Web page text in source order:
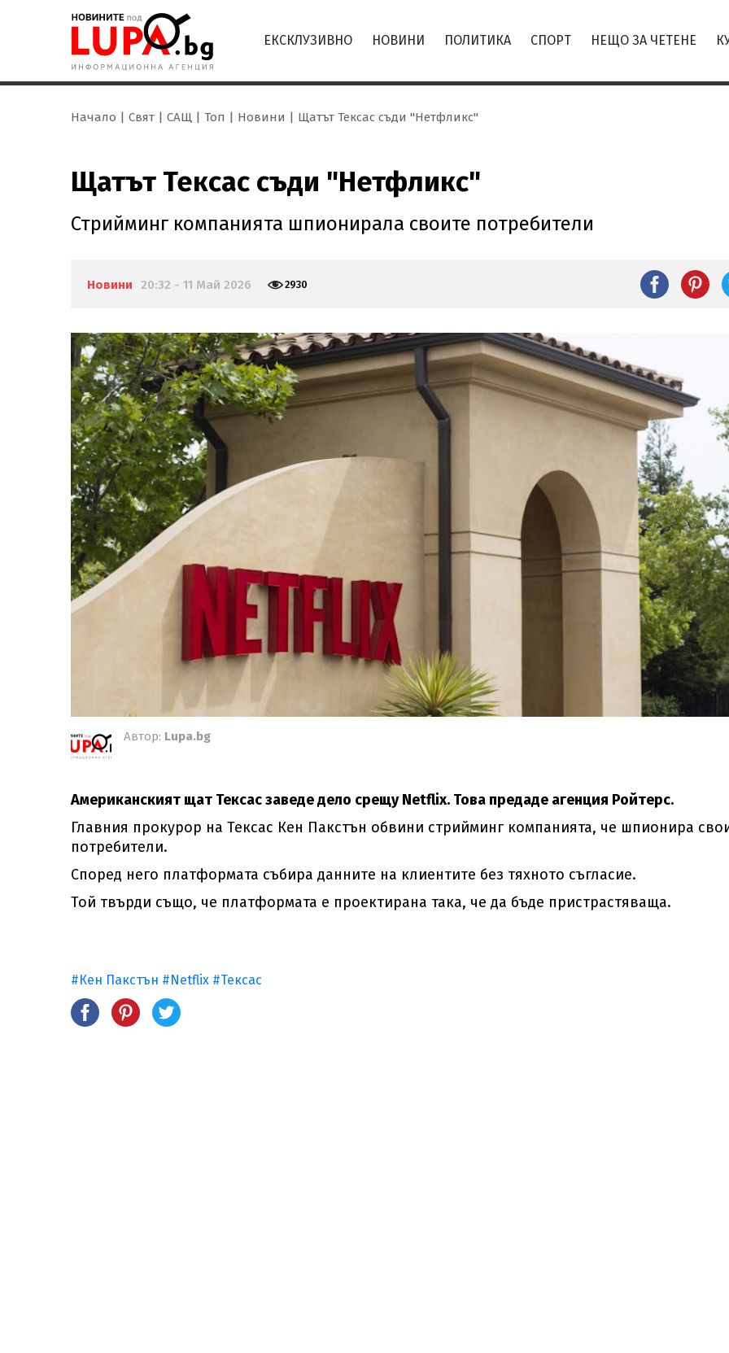
ЕКСКЛУЗИВНО НОВИНИ ПОЛИТИКА СПОРТ НЕЩО ЗА ЧЕТЕНЕ
Начало Свят САЩ Топ Новини Щатът Тексас съди "Нетфликс"
Щатът Тексас съди "Нетфликс"
Стрийминг компанията шпионирала своите потребители
Новини 20:32 - 11 Май 2026 2930
Автор: Lupa.bg
Американският щат Тексас заведе дело срещу Netflix. Това предаде агенция Ройтерс.
Главния прокурор на Тексас Кен Пакстън обвини стрийминг компанията, че шпионира
потребители.
Според него платформата събира данните на клиентите без тяхното съгласие.
Той твърди също, че платформата е проектирана така, че да бъде пристрастяваща.
#Кен Пакстън #Netflix #Тексас